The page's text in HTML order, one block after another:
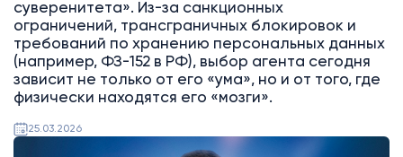
суверенитета». Из-за санкционных
ограничений, трансграничных блокировок и
требований по хранению персональных данных
(например, ФЗ-152 в РФ), выбор агента сегодня
зависит не только от его «ума», но и от того, где
физически находятся его «мозги».
25.03.2026